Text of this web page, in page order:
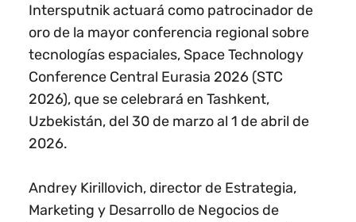
Intersputnik actuará como patrocinador de
oro de la mayor conferencia regional sobre
tecnologías espaciales, Space Technology
Conference Central Eurasia 2026 (STC
2026), que se celebrará en Tashkent,
Uzbekistán, del 30 de marzo al 1 de abril de
2026.
Andrey Kirillovich, director de Estrategia,
Marketing y Desarrollo de Negocios de